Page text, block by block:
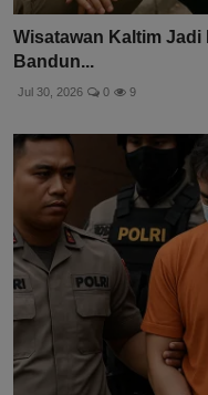
Wisatawan Kaltim
Bandun...
Jul 30, 2026 0 9